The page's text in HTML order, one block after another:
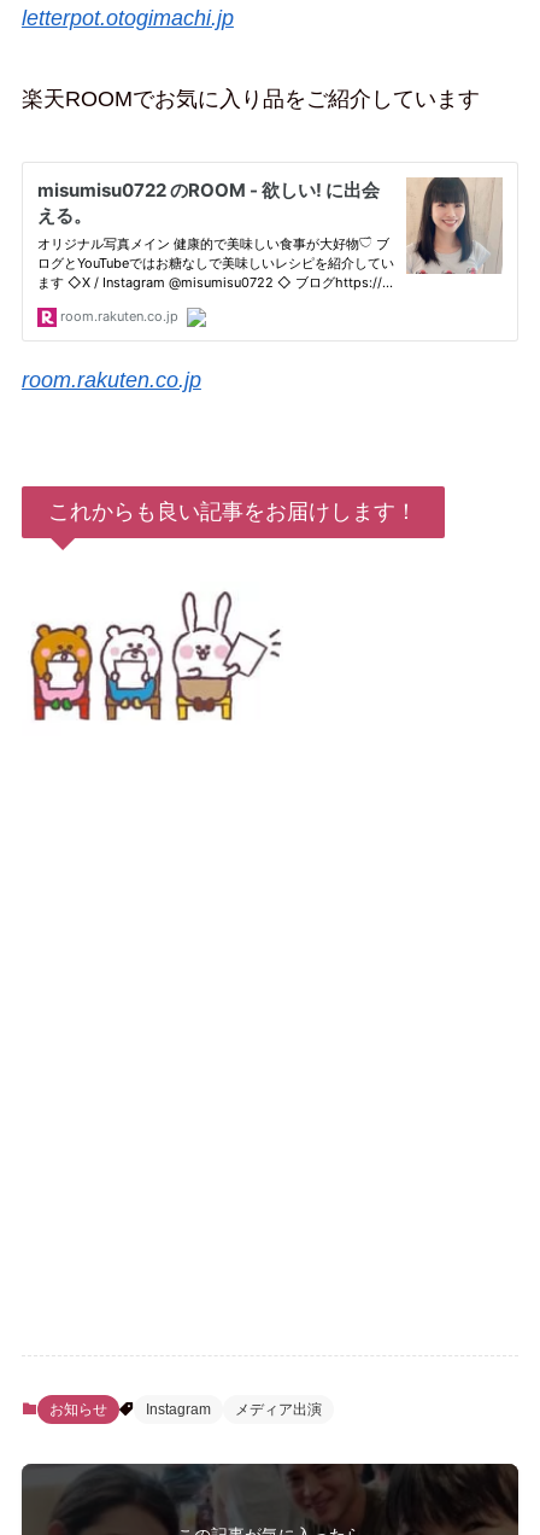
letterpot.otogimachi.jp
楽天ROOMでお気に入り品をご紹介しています
room.rakuten.co.jp
これからも良い記事をお届けします！
お知らせ Instagram メディア出演